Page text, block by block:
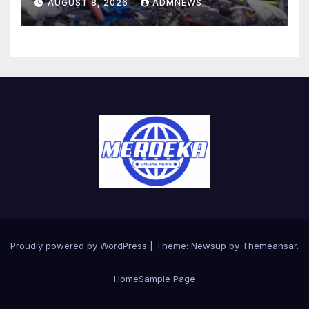
AUGUST 8, 2026 ADMNEWS_
Proudly powered by WordPress Theme: Newsup by Themeansar.
HomeSample Page